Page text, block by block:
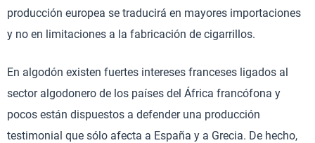
producción europea se traducirá en mayores importaciones
y no en limitaciones a la fabricación de cigarrillos.
En algodón existen fuertes intereses franceses ligados al
sector algodonero de los países del África francófona y
pocos están dispuestos a defender una producción
testimonial que sólo afecta a España y a Grecia. De hecho,